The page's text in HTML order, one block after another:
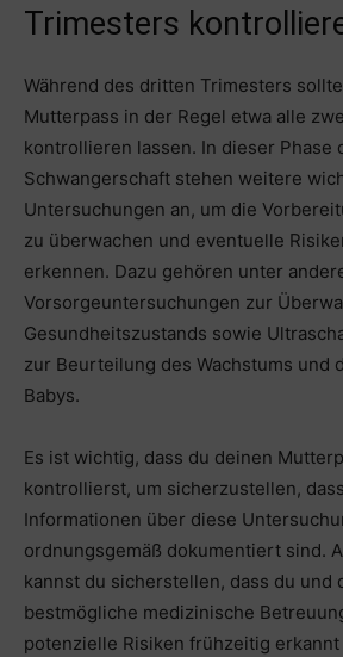
Trimesters
Während des dritten Trimesters
Mutterpass in der Regel etwa alle
kontrollieren lassen. In dieser Phase
Schwangerschaft stehen weitere
Untersuchungen an, um die
zu überwachen und eventuelle
erkennen. Dazu gehören unter
Vorsorgeuntersuchungen zur
Gesundheitszustands sowie
zur Beurteilung des Wachstums und
Babys.
Es ist wichtig, dass du deinen
kontrollierst, um sicherzustellen,
Informationen über diese
ordnungsgemäß dokumentiert sind.
kannst du sicherstellen, dass du und
bestmögliche medizinische
potenzielle Risiken frühzeitig